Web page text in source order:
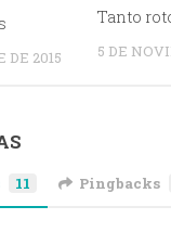
DE 2015
Tanto
5 DE
11 Pingbacks